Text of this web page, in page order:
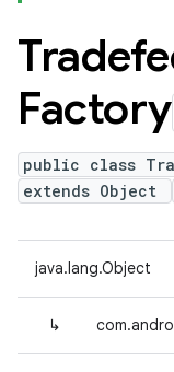
Factory
public class
extends Object
java.lang.Object
↳